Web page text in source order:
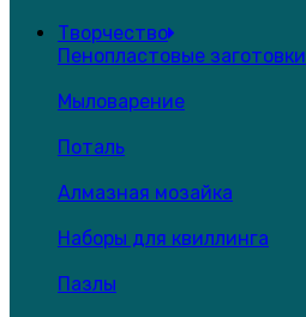
Творчество
Пенопластовые заготовки
Мыловарение
Поталь
Алмазная мозайка
Наборы для квиллинга
Пазлы